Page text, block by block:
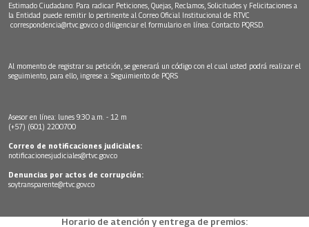
Estimado Ciudadano: Para radicar Peticiones, Quejas, Reclamos, Solicitudes y Felicitaciones a
la Entidad puede remitir lo pertinente al Correo Oficial Institucional de RTVC
correspondencia@rtvc.gov.co o diligenciar el formulario en línea: Contacto PQRSD.
Al momento de registrar su petición, se generará un código con el cual usted podrá realizar el
seguimiento, para ello, ingrese a: Seguimiento de PQRS
Asesor en línea: lunes 9:30 a.m. - 12 m
(+57) (601) 2200700
Correo de notificaciones judiciales:
notificacionesjudiciales@rtvc.gov.co
Denuncias por actos de corrupción:
soytransparente@rtvc.gov.co
Horario de atención y entrega de premios: